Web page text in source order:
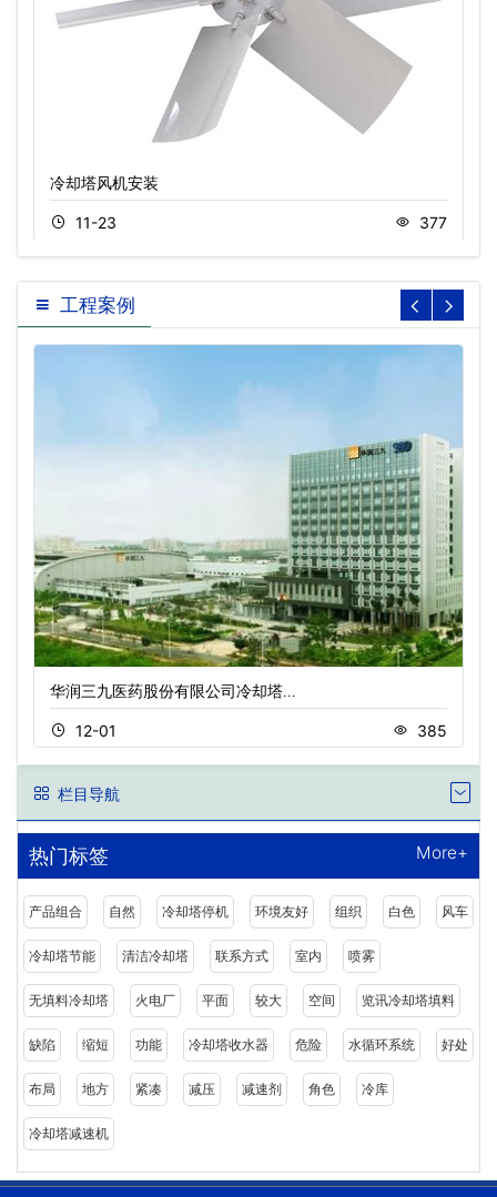
冷却塔风机安装
11-23 377
工程案例
华润三九医药股份有限公司冷却塔…
12-01 385
栏目导航
热门标签 More+
产品组合 自然 冷却塔停机 环境友好 组织 白色 风车
冷却塔节能 清洁冷却塔 联系方式 室内 喷雾
无填料冷却塔 火电厂 平面 较大 空间 览讯冷却塔填料
缺陷 缩短 功能 冷却塔收水器 危险 水循环系统 好处
布局 地方 紧凑 减压 减速剂 角色 冷库
冷却塔减速机